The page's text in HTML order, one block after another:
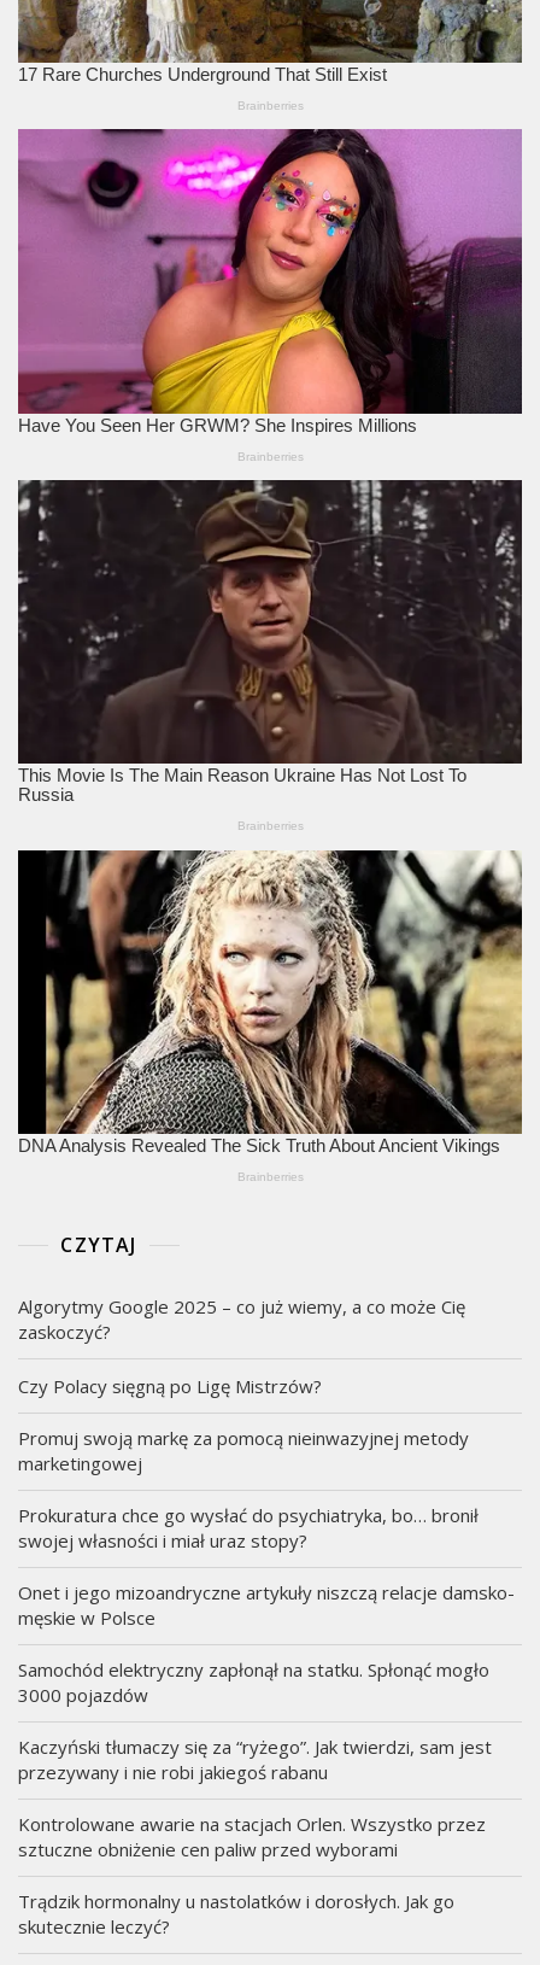
CZYTAJ
Algorytmy Google 2025 – co już wiemy, a co może Cię
zaskoczyć?
Czy Polacy sięgną po Ligę Mistrzów?
Promuj swoją markę za pomocą nieinwazyjnej metody
marketingowej
Prokuratura chce go wysłać do psychiatryka, bo… bronił
swojej własności i miał uraz stopy?
Onet i jego mizoandryczne artykuły niszczą relacje damsko-
męskie w Polsce
Samochód elektryczny zapłonął na statku. Spłonąć mogło
3000 pojazdów
Kaczyński tłumaczy się za “ryżego”. Jak twierdzi, sam jest
przezywany i nie robi jakiegoś rabanu
Kontrolowane awarie na stacjach Orlen. Wszystko przez
sztuczne obniżenie cen paliw przed wyborami
Trądzik hormonalny u nastolatków i dorosłych. Jak go
skutecznie leczyć?